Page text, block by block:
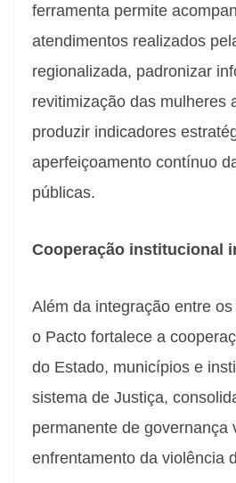
ferramenta permite
atendimentos realizados
regionalizada, padronizar
revitimização das mulheres
produzir indicadores
aperfeiçoamento contínuo
públicas.
Cooperação institucional
Além da integração entre
o Pacto fortalece a
do Estado, municípios e
sistema de Justiça,
permanente de governança
enfrentamento da violência